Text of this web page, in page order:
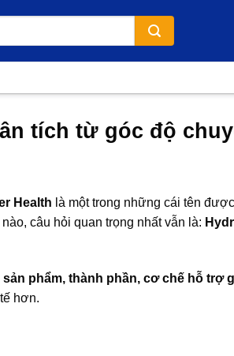
tích từ góc độ
Health là một trong những cái tên
câu hỏi quan trọng nhất vẫn là:
phẩm, thành phần, cơ chế hỗ trợ
hơn.